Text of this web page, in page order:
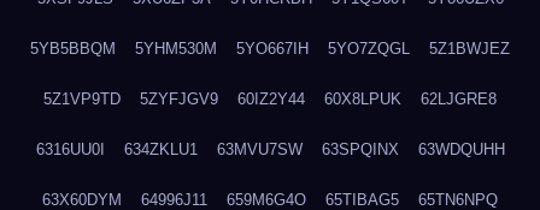
5YB5BBQM 5YHM530M 5YO667IH 5YO7ZQGL 5Z1BWJEZ
5Z1VP9TD 5ZYFJGV9 60IZ2Y44 60X8LPUK 62LJGRE8
6316UU0I 634ZKLU1 63MVU7SW 63SPQINX 63WDQUHH
63X60DYM 64996J11 659M6G4O 65TIBAG5 65TN6NPQ